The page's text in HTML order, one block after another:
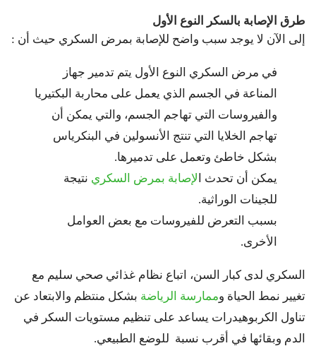
طرق الإصابة بالسكر النوع الأول
إلى الآن لا يوجد سبب واضح للإصابة بمرض السكري حيث أن :
في مرض السكري النوع الأول يتم تدمير جهاز
المناعة في الجسم الذي يعمل على محاربة البكتيريا
والفيروسات التي تهاجم الجسم، والتي يمكن أن
تهاجم الخلايا التي تنتج الأنسولين في البنكرياس
بشكل خاطئ وتعمل على تدميرها.
يمكن أن تحدث ا
لإصابة بمرض السكري نتيجة
للجينات الوراثية.
بسبب التعرض للفيروسات مع بعض العوامل
الأخرى.
السكري لدى كبار السن، اتباع نظام غذائي صحي سليم مع
تغيير نمط الحياة وممارسة الرياضة بشكل منتظم والابتعاد عن
تناول الكربوهيدرات يساعد على تنظيم مستويات السكر في
الدم وبقائها في أقرب نسبة للوضع الطبيعي.